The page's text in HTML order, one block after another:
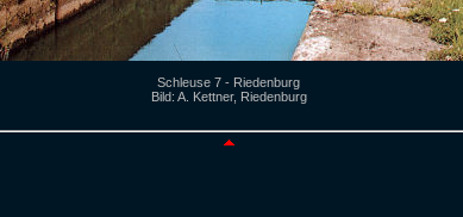
Schleuse 7 - Riedenburg
Bild: A. Kettner, Riedenburg